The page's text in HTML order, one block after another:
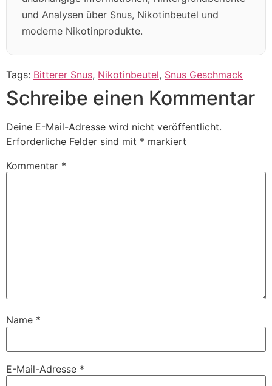
und Analysen über Snus, Nikotinbeutel und
moderne Nikotinprodukte.
Tags: Bitterer Snus, Nikotinbeutel, Snus Geschmack
Schreibe einen Kommentar
Deine E-Mail-Adresse wird nicht veröffentlicht.
Erforderliche Felder sind mit * markiert
Kommentar *
Name *
E-Mail-Adresse *